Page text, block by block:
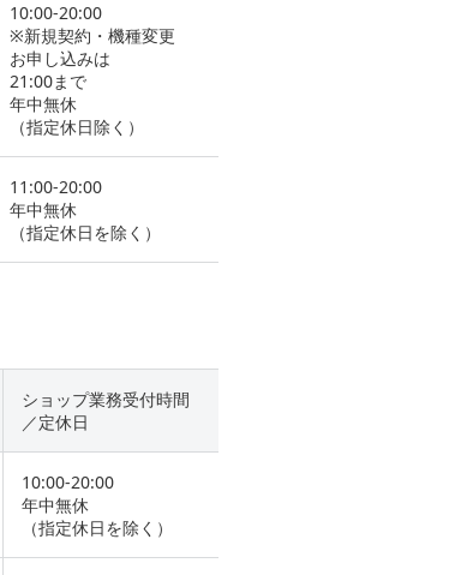
10:00-20:00
※新規契約・機種変更
お申し込みは
21:00まで
年中無休
（指定休日除く）
11:00-20:00
年中無休
（指定休日を除く）
ショップ業務受付時間
／定休日
10:00-20:00
年中無休
（指定休日を除く）